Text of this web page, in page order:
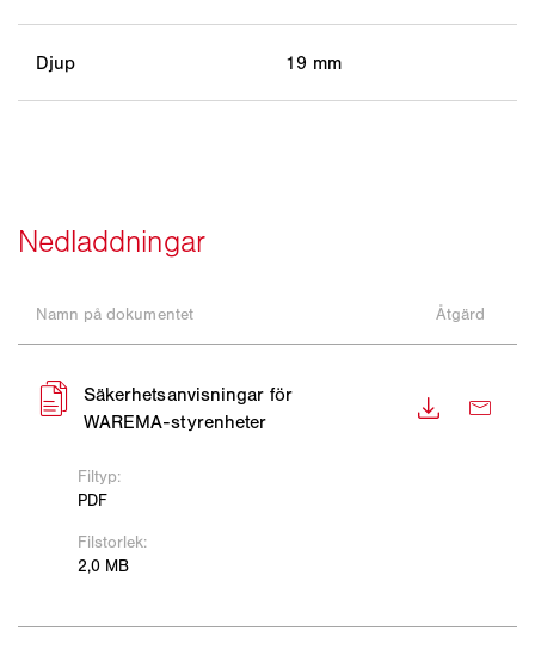
Djup 19 mm